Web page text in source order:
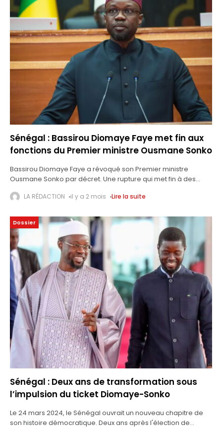
Sénégal : Bassirou Diomaye Faye met fin aux
fonctions du Premier ministre Ousmane Sonko
Bassirou Diomaye Faye a révoqué son Premier ministre
Ousmane Sonko par décret. Une rupture qui met fin à des
BassirouLA RÉDACTION il y a 2 mois Lire la suite
Dossier
Sénégal : Deux ans de transformation sous
l’impulsion du ticket Diomaye-Sonko
Le 24 mars 2024, le Sénégal ouvrait un nouveau chapitre de
son histoire démocratique. Deux ans après l'élection de